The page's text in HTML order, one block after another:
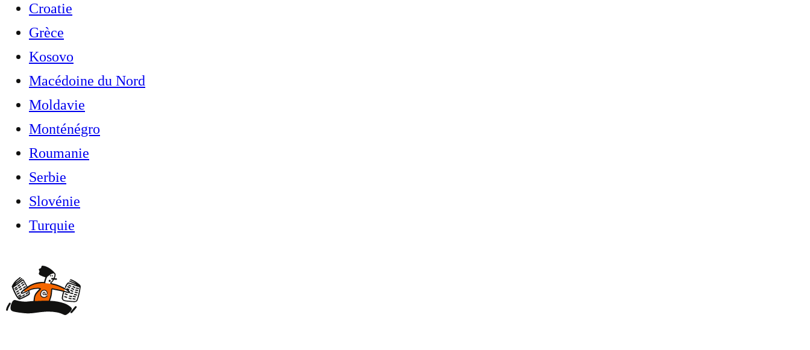
Croatie
Grèce
Kosovo
Macédoine du Nord
Moldavie
Monténégro
Roumanie
Serbie
Slovénie
Turquie